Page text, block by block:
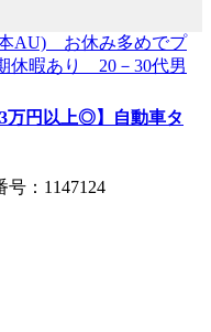
万円以上◎】自動車タ
：1147124